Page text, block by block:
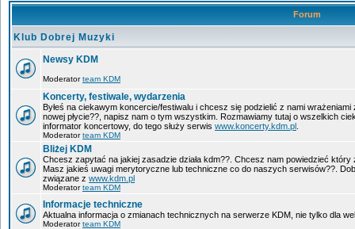
Forum
Klub Dobrej Muzyki
Newsy KDM
Moderatorteam KDM
Koncerty, festiwale, wydarzenia
Byłeś na ciekawym koncercie/festiwalu i chcesz się podzielić z nami
nowej płycie??, napisz nam o tym wszystkim. Rozmawiamy tutaj o wszelkich
informator koncertowy, do tego służy serwis www.koncerty.kdm.pl
Moderatorteam KDM
Bliżej KDM
Chcesz zapytać na jakiej zasadzie działa kdm??. Chcesz nam powiedzieć
Masz jakieś uwagi merytoryczne lub techniczne co do naszych serwisów??.
związane z www.kdm.pl
Moderatorteam KDM
Informacje techniczne
Aktualna informacja o zmianach technicznych na serwerze KDM, nie tylko dla
Moderatorteam KDM